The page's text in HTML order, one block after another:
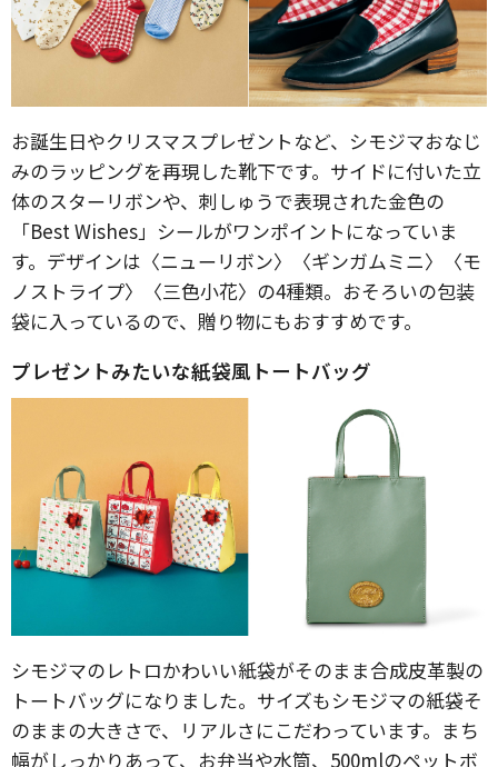
お誕生日やクリスマスプレゼントなど、シモジマおなじ
みのラッピングを再現した靴下です。サイドに付いた立
体のスターリボンや、刺しゅうで表現された金色の
「Best Wishes」シールがワンポイントになっていま
す。デザインは〈ニューリボン〉〈ギンガムミニ〉〈モ
ノストライプ〉〈三色小花〉の4種類。おそろいの包装
袋に入っているので、贈り物にもおすすめです。
プレゼントみたいな紙袋風トートバッグ
シモジマのレトロかわいい紙袋がそのまま合成皮革製の
トートバッグになりました。サイズもシモジマの紙袋そ
のままの大きさで、リアルさにこだわっています。まち
幅がしっかりあって、お弁当や水筒、500mlのペットボ